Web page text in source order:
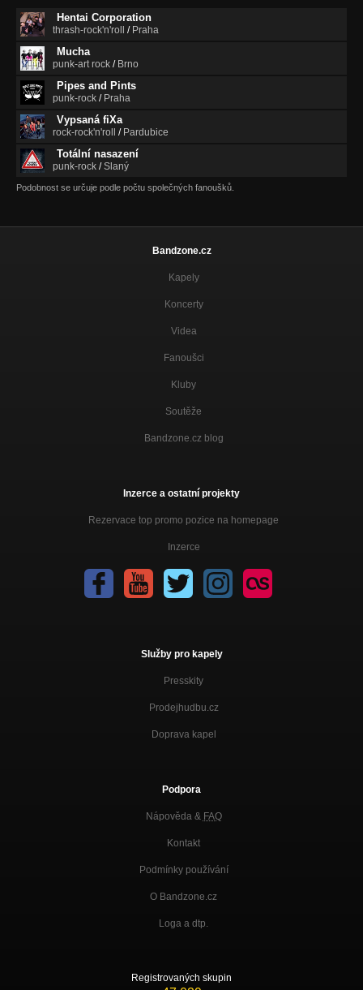
Hentai Corporation
thrash-rock'n'roll / Praha
Mucha
punk-art rock / Brno
Pipes and Pints
punk-rock / Praha
Vypsaná fiXa
rock-rock'n'roll / Pardubice
Totální nasazení
punk-rock /Slaný
Podobnost se určuje podle počtu společných fanoušků.
Bandzone.cz
Kapely
Koncerty
Videa
Fanoušci
Kluby
Soutěže
Bandzone.cz blog
Inzerce a ostatní projekty
Rezervace top promo pozice na homepage
Inzerce
Služby pro kapely
Presskity
Prodejhudbu.cz
Doprava kapel
Podpora
Nápověda & FAQ
Kontakt
Podmínky používání
O Bandzone.cz
Loga a dtp.
Registrovaných skupin